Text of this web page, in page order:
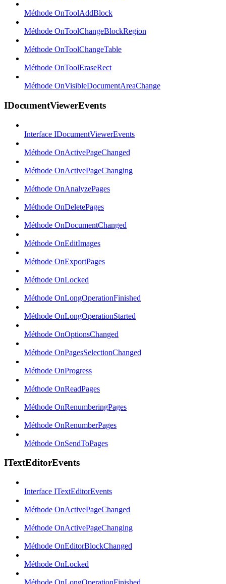
Méthode OnToolAddBlock
Méthode OnToolChangeBlockRegion
Méthode OnToolChangeTable
Méthode OnToolEraseRect
Méthode OnVisibleDocumentAreaChange
IDocumentViewerEvents
Interface IDocumentViewerEvents
Méthode OnActivePageChanged
Méthode OnActivePageChanging
Méthode OnAnalyzePages
Méthode OnDeletePages
Méthode OnDocumentChanged
Méthode OnEditImages
Méthode OnExportPages
Méthode OnLocked
Méthode OnLongOperationFinished
Méthode OnLongOperationStarted
Méthode OnOptionsChanged
Méthode OnPagesSelectionChanged
Méthode OnProgress
Méthode OnReadPages
Méthode OnRenumberingPages
Méthode OnRenumberPages
Méthode OnSendToPages
ITextEditorEvents
Interface ITextEditorEvents
Méthode OnActivePageChanged
Méthode OnActivePageChanging
Méthode OnEditorBlockChanged
Méthode OnLocked